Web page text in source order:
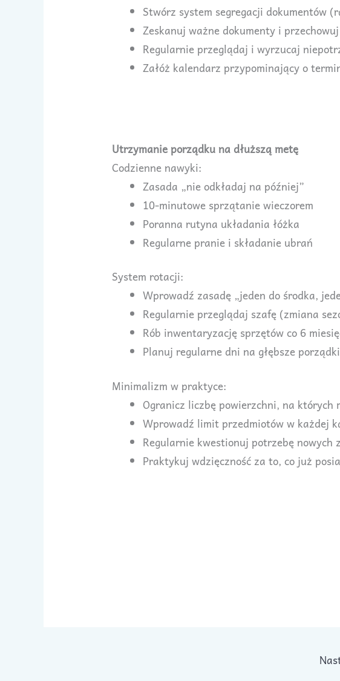
Stwórz system segregacji dokumentów
Zeskanuj ważne dokumenty i
Regularnie przeglądaj i wyrzucaj
Załóż kalendarz przypominający o
Utrzymanie porządku na dłuższą metę
Codzienne nawyki:
Zasada „nie odkładaj na później”
10-minutowe sprzątanie wieczorem
Poranna rutyna układania łóżka
Regularne pranie i składanie ubrań
System rotacji:
Wprowadź zasadę „jeden do środka,
Regularnie przeglądaj szafę (zmiana
Rób inwentaryzację sprzętów co 6
Planuj regularne dni na głębsze porządki
Minimalizm w praktyce:
Ogranicz liczbę powierzchni, na których
Wprowadź limit przedmiotów w każdej
Regularnie kwestionuj potrzebę nowych
Praktykuj wdzięczność za to, co już